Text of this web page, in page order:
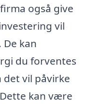
også give
vil
kan
du forventes
vil påvirke
kan være